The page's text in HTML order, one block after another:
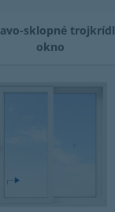
sklopné
okno